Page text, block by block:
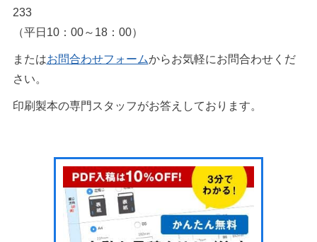
233
（平日10：00～18：00）
またはお問合わせフォームからお気軽にお問合わせくだ
さい。
印刷製本の専門スタッフがお答えしております。